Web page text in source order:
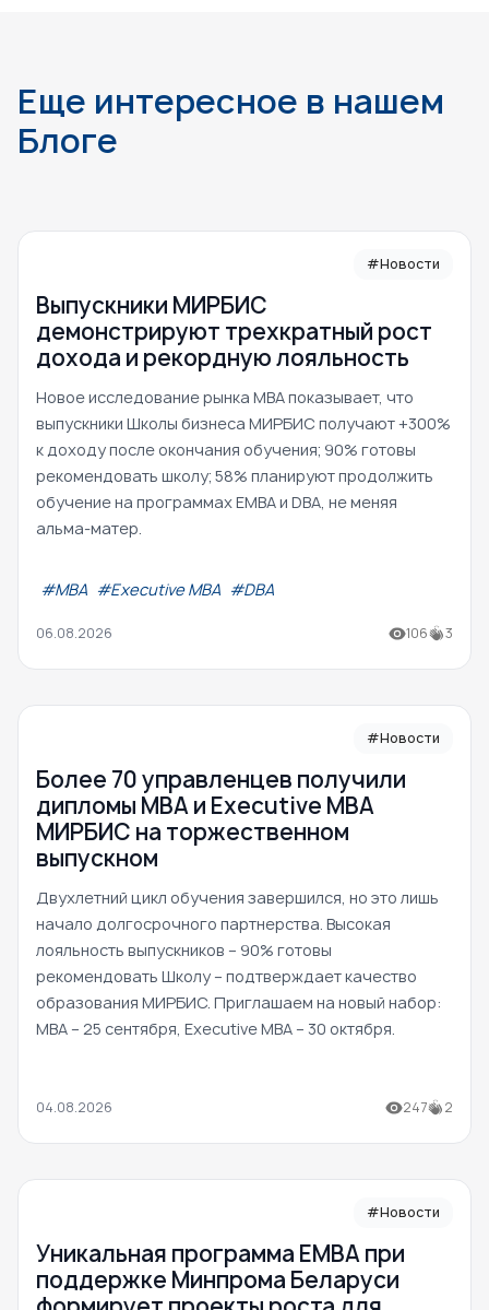
Еще интересное в нашем
Блоге
#Новости
Выпускники МИРБИС
демонстрируют трехкратный рост
дохода и рекордную лояльность
Новое исследование рынка MBA показывает, что
выпускники Школы бизнеса МИРБИС получают +300%
к доходу после окончания обучения; 90% готовы
рекомендовать школу; 58% планируют продолжить
обучение на программах EMBA и DBA, не меняя
альма-матер.
#МВА #Executive MBA #DBA
06.08.2026 106 3
#Новости
Более 70 управленцев получили
дипломы MBA и Executive MBA
МИРБИС на торжественном
выпускном
Двухлетний цикл обучения завершился, но это лишь
начало долгосрочного партнерства. Высокая
лояльность выпускников – 90% готовы
рекомендовать Школу – подтверждает качество
образования МИРБИС. Приглашаем на новый набор:
MBA – 25 сентября, Executive MBA – 30 октября.
04.08.2026 247 2
#Новости
Уникальная программа ЕМВА при
поддержке Минпрома Беларуси